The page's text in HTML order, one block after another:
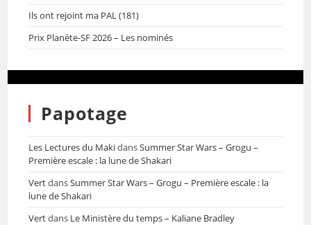
Ils ont rejoint ma PAL (181)
Prix Planète-SF 2026 – Les nominés
Papotage
Les Lectures du MakidansSummer Star Wars – Grogu –
Première escale : la lune de Shakari
VertdansSummer Star Wars – Grogu – Première escale : la
lune de Shakari
Vertdans Le Ministère du temps – Kaliane Bradley